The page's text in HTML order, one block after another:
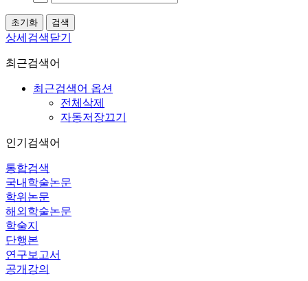
상세검색닫기
최근검색어
최근검색어 옵션
전체삭제
자동저장끄기
인기검색어
통합검색
국내학술논문
학위논문
해외학술논문
학술지
단행본
연구보고서
공개강의